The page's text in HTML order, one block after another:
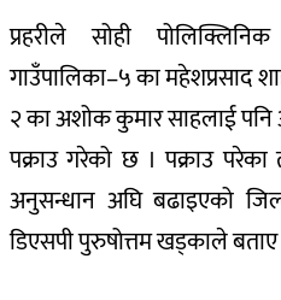
प्रहरीले सोही
गाउँपालिका–५ का महेशप्रसाद
२ का अशोक कुमार साहलाई
पक्राउ गरेको छ । पक्राउ
अनुसन्धान अघि बढाइएको
डिएसपी पुरुषोत्तम खड्काले बताए